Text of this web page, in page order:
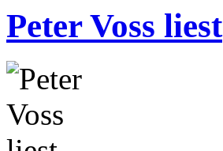
Peter Voss liest